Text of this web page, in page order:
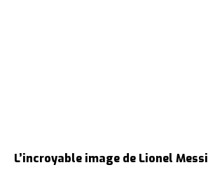
L’incroyable image de Lionel Messi